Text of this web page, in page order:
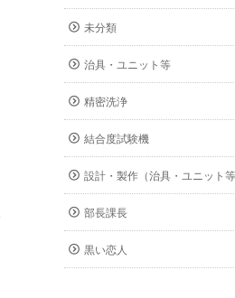
未分類
治具・ユニット等
精密洗浄
結合度試験機
設計・製作（治具・ユニット等
部長課長
黒い恋人